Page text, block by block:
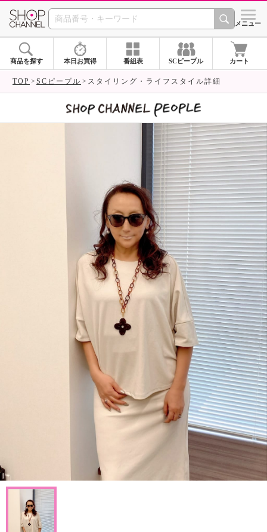
SHOP CHANNEL シメニュー
商品を探す 本日お買得 番組表 SCピープル カート
TOP SCピープル スタイリング・ライフスタイル詳細